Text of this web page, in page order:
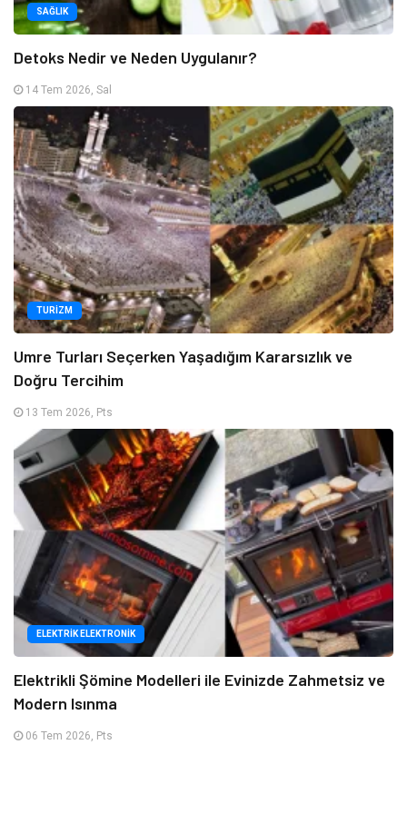
SAĞLIK
Detoks Nedir ve Neden Uygulanır?
14 Tem 2026, Sal
TURIZM
Umre Turları Seçerken Yaşadığım Kararsızlık ve
Doğru Tercihim
13 Tem 2026, Pts
ELEKTRIK ELEKTRONIK
Elektrikli Şömine Modelleri ile Evinizde Zahmetsiz ve
Modern Isınma
06 Tem 2026, Pts